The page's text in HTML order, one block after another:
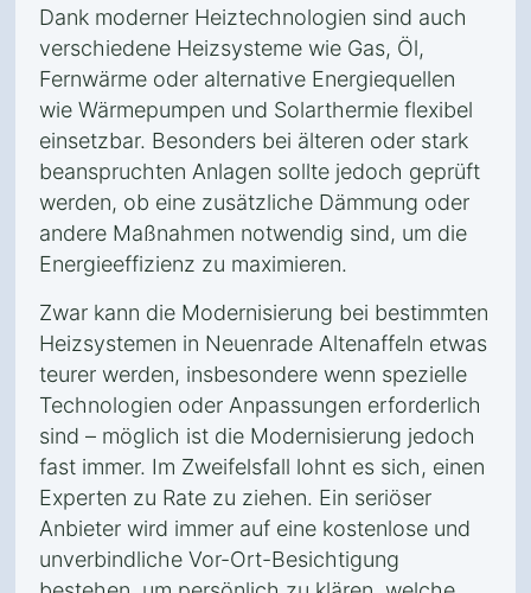
Dank moderner Heiztechnologien sind auch
verschiedene Heizsysteme wie Gas, Öl,
Fernwärme oder alternative Energiequellen
wie Wärmepumpen und Solarthermie flexibel
einsetzbar. Besonders bei älteren oder stark
beanspruchten Anlagen sollte jedoch geprüft
werden, ob eine zusätzliche Dämmung oder
andere Maßnahmen notwendig sind, um die
Energieeffizienz zu maximieren.
Zwar kann die Modernisierung bei bestimmten
Heizsystemen in Neuenrade Altenaffeln etwas
teurer werden, insbesondere wenn spezielle
Technologien oder Anpassungen erforderlich
sind – möglich ist die Modernisierung jedoch
fast immer. Im Zweifelsfall lohnt es sich, einen
Experten zu Rate zu ziehen. Ein seriöser
Anbieter wird immer auf eine kostenlose und
unverbindliche Vor-Ort-Besichtigung